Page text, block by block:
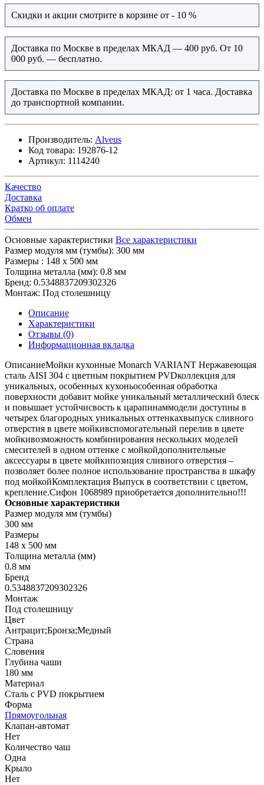
Скидки и акции смотрите в корзине от - 10 %
Доставка по Москве в пределах МКАД — 400 руб. От 10
000 руб. — бесплатно.
Доставка по Москве в пределах МКАД: от 1 часа. Доставка
до транспортной компании.
Производитель: Alveus
Код товара: 192876-12
Артикул: 1114240
Качество
Доставка
Кратко об оплате
Обмен
Основные характеристики Все характеристики
Размер модуля мм (тумбы): 300 мм
Размеры : 148 х 500 мм
Толщина металла (мм): 0.8 мм
Бренд: 0.5348837209302326
Монтаж: Под столешницу
Описание
Характеристики
Отзывы (0)
Информационная вкладка
ОписаниеМойки кухонные Monarch VARIANT Нержавеющая
сталь AISI 304 с цветным покрытием PVDколлекция для
уникальных, особенных кухоньособенная обработка
поверхности добавит мойке уникальный металлический блеск
и повышает устойчисвость к царапинаммодели доступны в
четырех благородных уникальных оттенкахвыпуск сливного
отверстия в цвете мойкивспомогательный перелив в цвете
мойкивозможность комбинирования нескольких моделей
смесителей в одном оттенке с мойкойдополнительные
аксессуары в цвете мойкипозиция сливного отверстия –
позволяет более полное использование пространства в шкафу
под мойкойКомплектация Выпуск в соответствии с цветом,
крепление.Cифон 1068989 приобретается дополнительно!!!
Основные характеристики
Размер модуля мм (тумбы)
300 мм
Размеры
148 х 500 мм
Толщина металла (мм)
0.8 мм
Бренд
0.5348837209302326
Монтаж
Под столешницу
Цвет
Антрацит;Бронза;Медный
Страна
Словения
Глубина чаши
180 мм
Материал
Сталь с PVD покрытием
Форма
Прямоугольная
Клапан-автомат
Нет
Количество чаш
Одна
Крыло
Нет